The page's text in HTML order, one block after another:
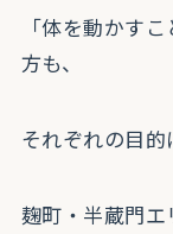
「体を動かす
方も、
それぞれの目的
麹町・半蔵門